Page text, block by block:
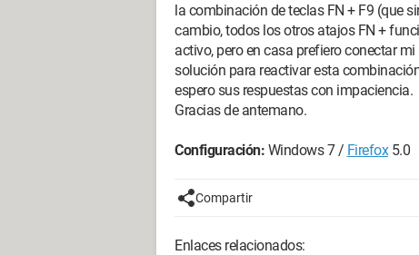
la combinación de teclas FN + F9 (que
cambio, todos los otros atajos FN +
activo, pero en casa prefiero conectar
solución para reactivar esta
espero sus respuestas con impaciencia.
Gracias de antemano.
Configuración: Windows 7 / Firefox5.0
Compartir
Enlaces relacionados: